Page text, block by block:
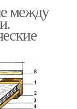
между